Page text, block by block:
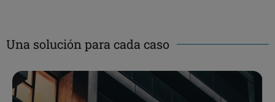
Una solución para cada caso